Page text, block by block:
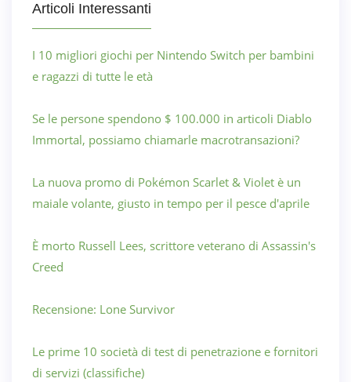
Articoli Interessanti
I 10 migliori giochi per Nintendo Switch per bambini
e ragazzi di tutte le età
Se le persone spendono $ 100.000 in articoli Diablo
Immortal, possiamo chiamarle macrotransazioni?
La nuova promo di Pokémon Scarlet & Violet è un
maiale volante, giusto in tempo per il pesce d'aprile
È morto Russell Lees, scrittore veterano di Assassin's
Creed
Recensione: Lone Survivor
Le prime 10 società di test di penetrazione e fornitori
di servizi (classifiche)